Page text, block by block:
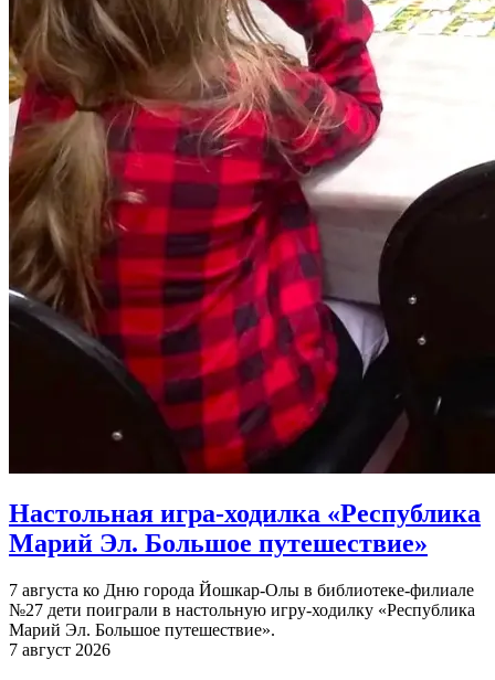
Настольная игра-ходилка «Республика
Марий Эл. Большое путешествие»
7 августа ко Дню города Йошкар-Олы в библиотеке-филиале
№27 дети поиграли в настольную игру-ходилку «Республика
Марий Эл. Большое путешествие».
7 август 2026